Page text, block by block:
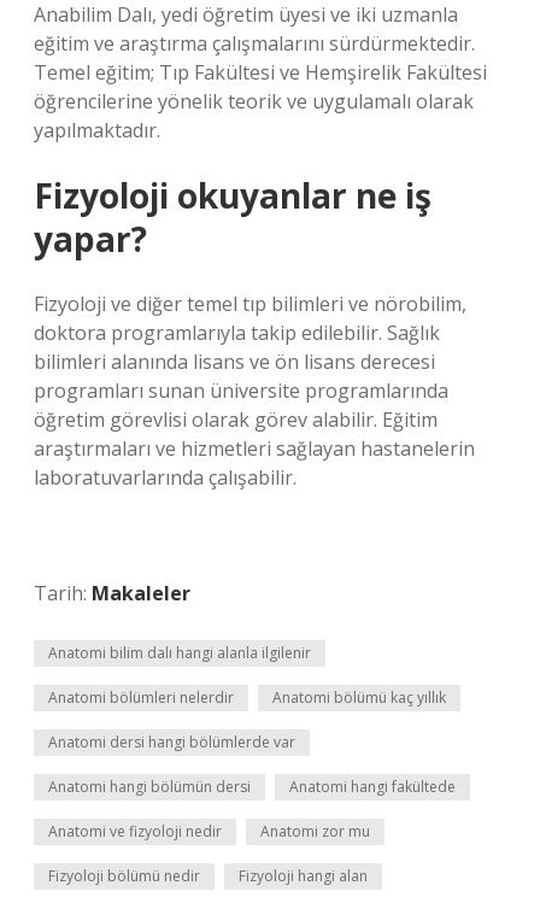
Anabilim Dalı, yedi öğretim üyesi ve iki uzmanla
eğitim ve araştırma çalışmalarını sürdürmektedir.
Temel eğitim; Tıp Fakültesi ve Hemşirelik Fakültesi
öğrencilerine yönelik teorik ve uygulamalı olarak
yapılmaktadır.
Fizyoloji okuyanlar ne iş
yapar?
Fizyoloji ve diğer temel tıp bilimleri ve nörobilim,
doktora programlarıyla takip edilebilir. Sağlık
bilimleri alanında lisans ve ön lisans derecesi
programları sunan üniversite programlarında
öğretim görevlisi olarak görev alabilir. Eğitim
araştırmaları ve hizmetleri sağlayan hastanelerin
laboratuvarlarında çalışabilir.
Tarih: Makaleler
Anatomi bilim dalı hangi alanla ilgilenir
Anatomi bölümleri nelerdir Anatomi bölümü kaç yıllık
Anatomi dersi hangi bölümlerde var
Anatomi hangi bölümün dersi Anatomi hangi fakültede
Anatomi ve fizyoloji nedir Anatomi zor mu
Fizyoloji bölümü nedir Fizyoloji hangi alan